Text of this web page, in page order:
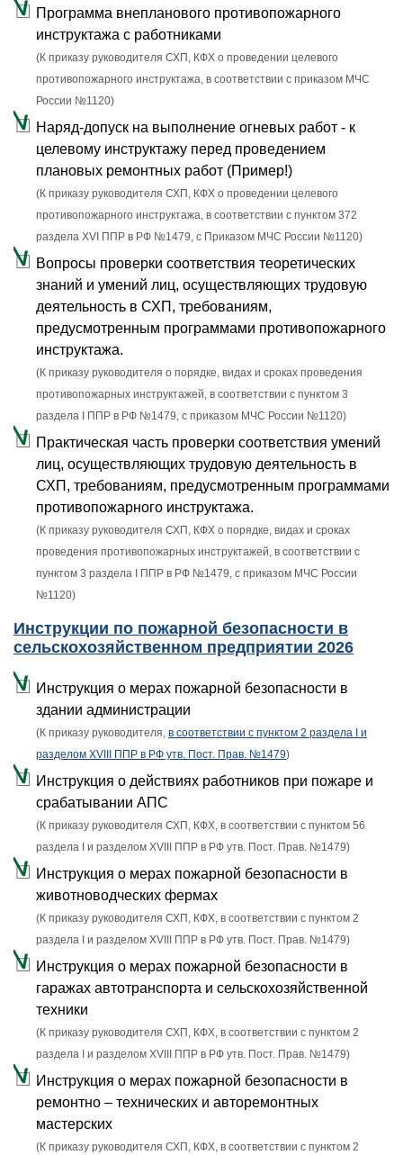
Программа внепланового противопожарного
инструктажа с работниками
(К приказу руководителя СХП, КФХ о проведении целевого
противопожарного инструктажа, в соответствии с приказом МЧС
России №1120)
Наряд-допуск на выполнение огневых работ - к
целевому инструктажу перед проведением
плановых ремонтных работ (Пример!)
(К приказу руководителя СХП, КФХ о проведении целевого
противопожарного инструктажа, в соответствии с пунктом 372
раздела XVI ППР в РФ №1479, c Приказом МЧС России №1120)
Вопросы проверки соответствия теоретических
знаний и умений лиц, осуществляющих трудовую
деятельность в СХП, требованиям,
предусмотренным программами противопожарного
инструктажа.
(К приказу руководителя о порядке, видах и сроках проведения
противопожарных инструктажей, в соответствии с пунктом 3
раздела I ППР в РФ №1479, с приказом МЧС России №1120)
Практическая часть проверки соответствия умений
лиц, осуществляющих трудовую деятельность в
СХП, требованиям, предусмотренным программами
противопожарного инструктажа.
(К приказу руководителя СХП, КФХ о порядке, видах и сроках
проведения противопожарных инструктажей, в соответствии с
пунктом 3 раздела I ППР в РФ №1479, с приказом МЧС России
№1120)
Инструкции по пожарной безопасности в
сельскохозяйственном предприятии 2026
Инструкция о мерах пожарной безопасности в
здании администрации
(К приказу руководителя, в соответствии с пунктом 2 раздела I и
разделом XVIII ППР в РФ утв. Пост. Прав. №1479)
Инструкция о действиях работников при пожаре и
срабатывании АПС
(К приказу руководителя СХП, КФХ, в соответствии с пунктом 56
раздела I и разделом XVIII ППР в РФ утв. Пост. Прав. №1479)
Инструкция о мерах пожарной безопасности в
животноводческих фермах
(К приказу руководителя СХП, КФХ, в соответствии с пунктом 2
раздела I и разделом XVIII ППР в РФ утв. Пост. Прав. №1479)
Инструкция о мерах пожарной безопасности в
гаражах автотранспорта и сельскохозяйственной
техники
(К приказу руководителя СХП, КФХ, в соответствии с пунктом 2
раздела I и разделом XVIII ППР в РФ утв. Пост. Прав. №1479)
Инструкция о мерах пожарной безопасности в
ремонтно – технических и авторемонтных
мастерских
(К приказу руководителя СХП, КФХ, в соответствии с пунктом 2